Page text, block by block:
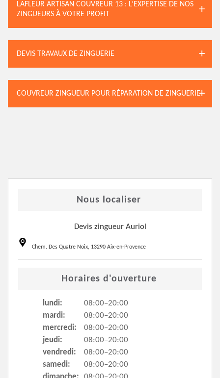
LAFLEUR ARTISAN COUVREUR 13 : L’EXPERTISE DE NOS
ZINGUEURS À VOTRE PROFIT
DEVIS TRAVAUX DE ZINGUERIE
COUVREUR ZINGUEUR POUR RÉPARATION DE ZINGUERIE
Nous localiser
Devis zingueur Auriol
Chem. Des Quatre Noix, 13290 Aix-en-Provence
Horaires d'ouverture
lundi:
08:00–20:00
mardi:
08:00–20:00
mercredi:
08:00–20:00
jeudi:
08:00–20:00
vendredi:
08:00–20:00
samedi:
08:00–20:00